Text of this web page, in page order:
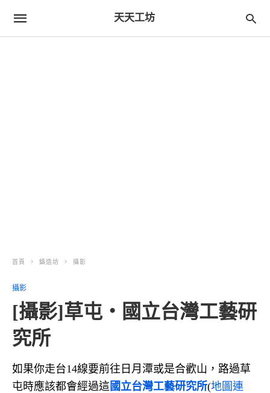
天天工坊
首頁 鑄造坊 攝影
攝影
[攝影]草屯‧國立台灣工藝研
究所
如果你走台14線要前往日月潭或是合歡山，路過草
屯時應該都會經過這國立台灣工藝研究所(地圖連